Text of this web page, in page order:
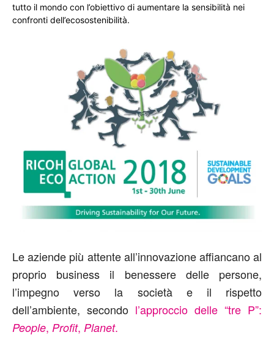
tutto il mondo con l’obiettivo di aumentare la sensibilità nei
confronti dell’ecosostenibilità.
Le aziende più attente all’innovazione affiancano al
proprio business il benessere delle persone,
l’impegno verso la società e il rispetto
dell’ambiente, secondo l’approccio delle “tre P”:
People, Profit, Planet.